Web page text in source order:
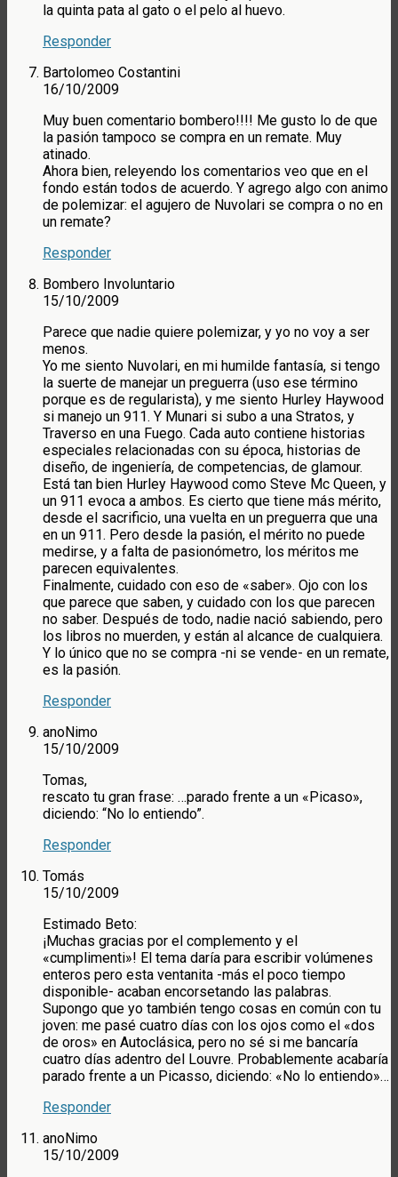
la quinta pata al gato o el pelo al huevo.
Responder
Bartolomeo Costantini
16/10/2009
Muy buen comentario bombero!!!! Me gusto lo de que
la pasión tampoco se compra en un remate. Muy
atinado.
Ahora bien, releyendo los comentarios veo que en el
fondo están todos de acuerdo. Y agrego algo con animo
de polemizar: el agujero de Nuvolari se compra o no en
un remate?
Responder
Bombero Involuntario
15/10/2009
Parece que nadie quiere polemizar, y yo no voy a ser
menos.
Yo me siento Nuvolari, en mi humilde fantasía, si tengo
la suerte de manejar un preguerra (uso ese término
porque es de regularista), y me siento Hurley Haywood
si manejo un 911. Y Munari si subo a una Stratos, y
Traverso en una Fuego. Cada auto contiene historias
especiales relacionadas con su época, historias de
diseño, de ingeniería, de competencias, de glamour.
Está tan bien Hurley Haywood como Steve Mc Queen, y
un 911 evoca a ambos. Es cierto que tiene más mérito,
desde el sacrificio, una vuelta en un preguerra que una
en un 911. Pero desde la pasión, el mérito no puede
medirse, y a falta de pasionómetro, los méritos me
parecen equivalentes.
Finalmente, cuidado con eso de «saber». Ojo con los
que parece que saben, y cuidado con los que parecen
no saber. Después de todo, nadie nació sabiendo, pero
los libros no muerden, y están al alcance de cualquiera.
Y lo único que no se compra -ni se vende- en un remate,
es la pasión.
Responder
anoNimo
15/10/2009
Tomas,
rescato tu gran frase: …parado frente a un «Picaso»,
diciendo: “No lo entiendo”.
Responder
Tomás
15/10/2009
Estimado Beto:
¡Muchas gracias por el complemento y el
«cumplimenti»! El tema daría para escribir volúmenes
enteros pero esta ventanita -más el poco tiempo
disponible- acaban encorsetando las palabras.
Supongo que yo también tengo cosas en común con tu
joven: me pasé cuatro días con los ojos como el «dos
de oros» en Autoclásica, pero no sé si me bancaría
cuatro días adentro del Louvre. Probablemente acabaría
parado frente a un Picasso, diciendo: «No lo entiendo»…
Responder
anoNimo
15/10/2009